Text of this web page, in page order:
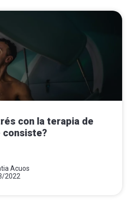
con la terapia de
consiste?
Acuos
2022